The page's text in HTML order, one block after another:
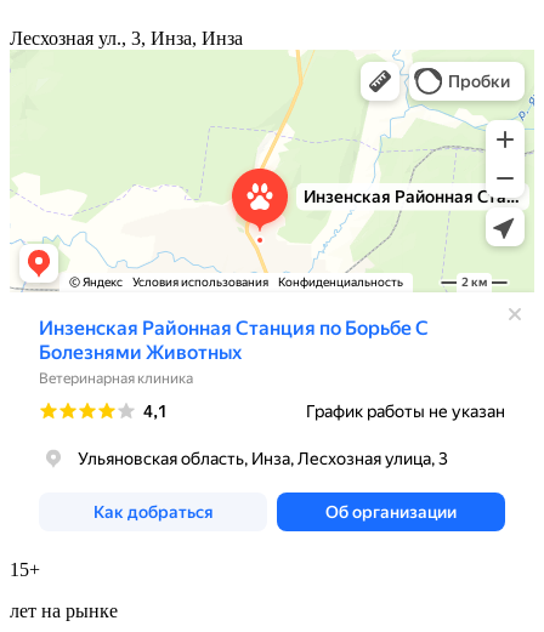
Лесхозная ул., 3, Инза, Инза
15+
лет на рынке